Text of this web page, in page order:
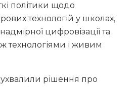
політики щодо
технологій у школах,
цифровізації та
технологіями і живим
рішення про